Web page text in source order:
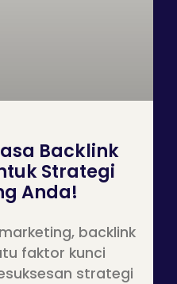
Backlink
Strategi
Anda!
backlink
faktor kunci
strategi